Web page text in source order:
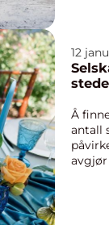
12
Å
antall
avgjør